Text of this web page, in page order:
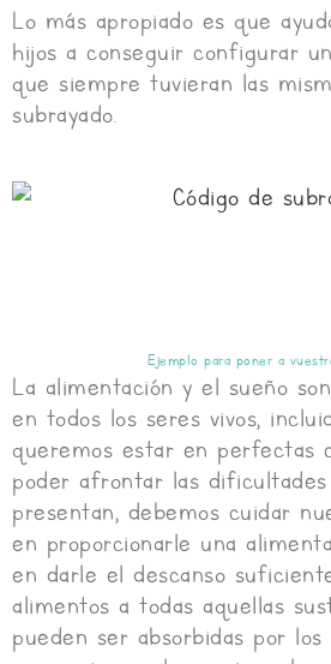
Lo más apropiado es que
hijos a conseguir configurar
que siempre tuvieran las
subrayado.
Ejemplo para poner a
La alimentación y el sueño
en todos los seres vivos,
queremos estar en perfectas
poder afrontar las
presentan, debemos cuidar
en proporcionarle una
en darle el descanso
alimentos a todas aquellas
pueden ser absorbidas por los